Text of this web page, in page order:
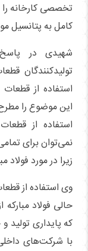
تخصصی کارخانه
کامل به پتانسیل
شهیدی در
تولیدکنندگان
استفاده از
این موضوع را
استفاده از
نمی‌توان برای
زیرا در مورد فولاد
وی استفاده از
حالی فولاد
که پایداری تولید
با شرکت‌های